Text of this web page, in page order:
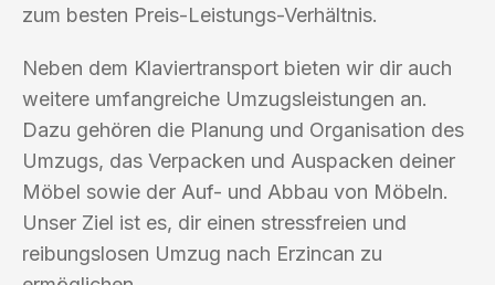
zum besten Preis-Leistungs-Verhältnis.
Neben dem Klaviertransport bieten wir dir auch
weitere umfangreiche Umzugsleistungen an.
Dazu gehören die Planung und Organisation des
Umzugs, das Verpacken und Auspacken deiner
Möbel sowie der Auf- und Abbau von Möbeln.
Unser Ziel ist es, dir einen stressfreien und
reibungslosen Umzug nach Erzincan zu